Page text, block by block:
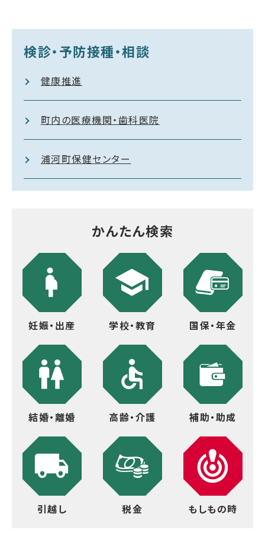
検診・予防接種・相談
健康推進
町内の医療機関・歯科医院
浦河町保健センター
かんたん検索
妊娠・出産 学校・教育 国保・年金
結婚・離婚 高齢・介護 補助・助成
引越し 税金 もしもの時